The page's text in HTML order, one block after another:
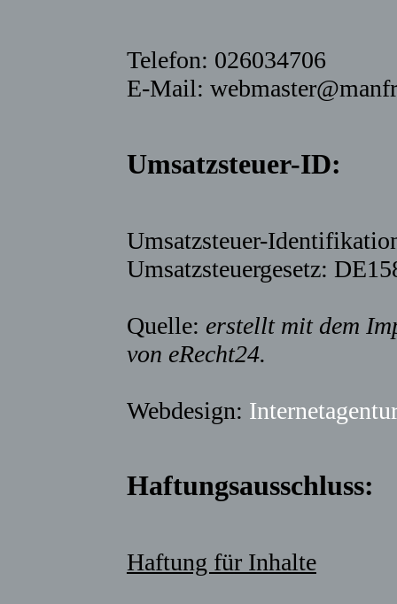
Telefon: 026034706
E-Mail:
Umsatzsteuer-ID:
Umsatzsteuer-
Umsatzsteuergesetz:
Quelle: erstellt mit dem
von eRecht24.
Webdesign:
Haftungsausschluss:
Haftung für Inhalte